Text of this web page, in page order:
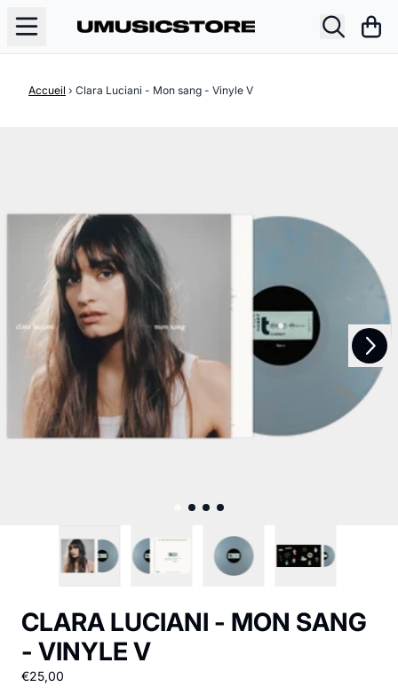
Accueil › Clara Luciani - Mon sang - Vinyle V
Précédent
Suivant
CLARA LUCIANI - MON SANG
- VINYLE V
€25,00